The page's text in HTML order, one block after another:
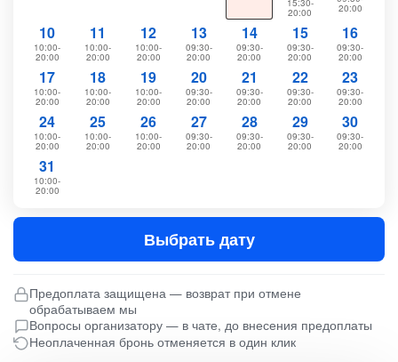
15:30-
20:00 20:00
10
10:00-
20:00
11
10:00-
20:00
12
10:00-
20:00
13
09:30-
20:00
14
09:30-
20:00
15
09:30-
20:00
16
09:30-
20:00
17
10:00-
20:00
18
10:00-
20:00
19
10:00-
20:00
20
09:30-
20:00
21
09:30-
20:00
22
09:30-
20:00
23
09:30-
20:00
24
10:00-
20:00
25
10:00-
20:00
26
10:00-
20:00
27
09:30-
20:00
28
09:30-
20:00
29
09:30-
20:00
30
09:30-
20:00
31
10:00-
20:00
Выбрать дату
Предоплата защищена — возврат при отмене
обрабатываем мы
Вопросы организатору — в чате, до внесения предоплаты
Неоплаченная бронь отменяется в один клик